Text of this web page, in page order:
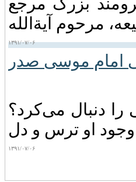
۱۳۹۱/۰۷/۰۶
امام موسی صدر
دنبال‌ می‌کرد؟
۱۳۹۱/۰۷/۰۶